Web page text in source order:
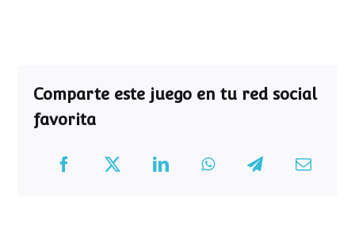
Comparte este juego en tu red social
favorita